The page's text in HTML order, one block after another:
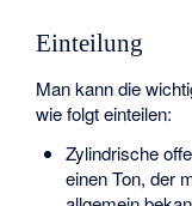
Einteilung
Man kann die
wie folgt einteilen:
Zylindrische
einen Ton, der